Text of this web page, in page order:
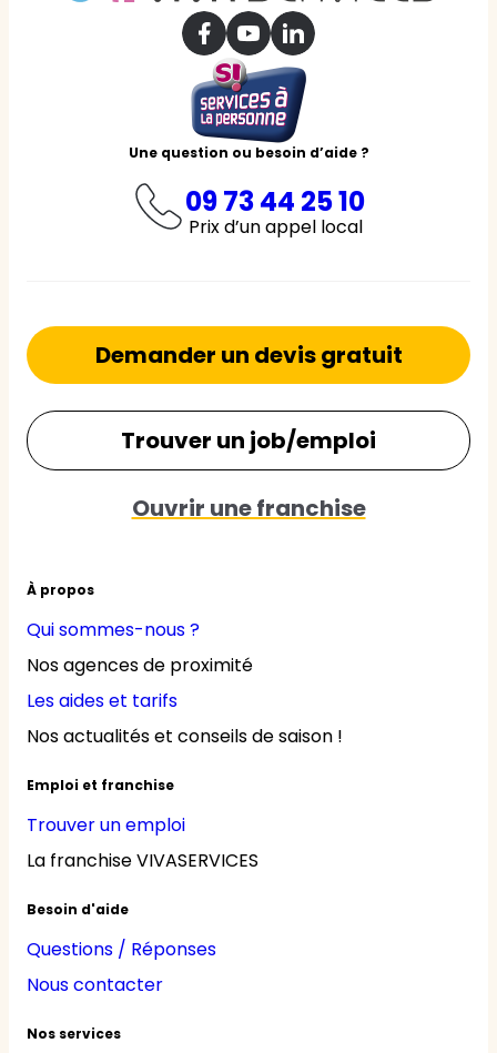
Une question ou besoin d’aide ?
09 73 44 25 10
Prix d’un appel local
À propos
Qui sommes-nous ?
Nos agences de proximité
Les aides et tarifs
Nos actualités et conseils de saison !
Emploi et franchise
Trouver un emploi
La franchise VIVASERVICES
Besoin d'aide
Questions / Réponses
Nous contacter
Nos services
Demander un devis gratuit
Trouver un job/emploi
Ouvrir une franchise